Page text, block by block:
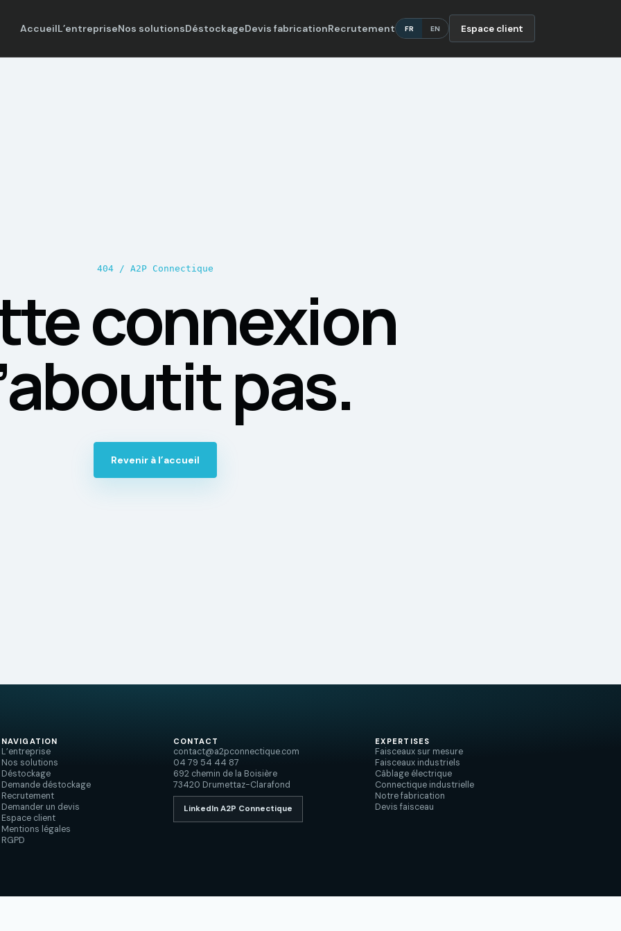
AccueilL’entrepriseNos solutionsDéstockageDevis fabricationRecrutement FR EN Espace client
404 / A2P Connectique
connexion
pas.
Revenir à l’accueil
NAVIGATION
L’entreprise
Nos solutions
Déstockage
Demande déstockage
Recrutement
Demander un devis
Espace client
Mentions légales
RGPD
CONTACT
contact@a2pconnectique.com
04 79 54 44 87
692 chemin de la Boisière
73420 Drumettaz-Clarafond
LinkedIn A2P Connectique
EXPERTISES
Faisceaux sur mesure
Faisceaux industriels
Câblage électrique
Connectique industrielle
Notre fabrication
Devis faisceau